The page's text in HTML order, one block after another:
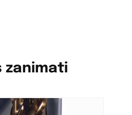
zanimati